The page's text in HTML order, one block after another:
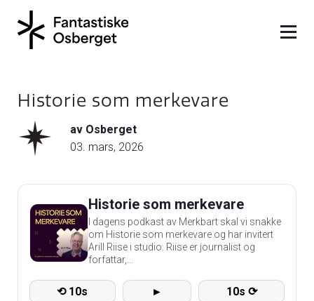
Historie som merkevare
av Osberget
03. mars, 2026
Historie som merkevare
I dagens podkast av Merkbart skal vi snakke
om Historie som merkevare og har invitert
Arill Riise i studio. Riise er journalist og
forfattar,…
⟲ 10s ► 10s ⟳